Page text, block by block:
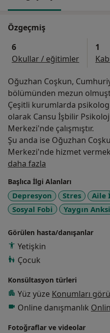
Özgeçmiş
6
Okullar / eğitimler
1
Oğuzhan Coşkun,
bölümünden mezun
Çeşitli kurumlarda
olarak Cansu İşbilir
Merkezi'nde çalışmıştır.
Şu anda ise Oğuzhan
Merkezi'nde hizmet
daha fazla
Başlıca İlgi Alanları
Depresyon Stres
Aile
Sosyal Fobi
Yaygın
Görülen hasta/danışanlar
Yetişkin
Çocuk
Konsültasyon türleri
Yüz yüze Konumları
Online danışmanlık
Fotoğraflar ve videolar